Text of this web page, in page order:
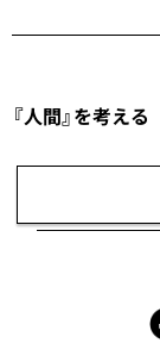
『人間』を考える